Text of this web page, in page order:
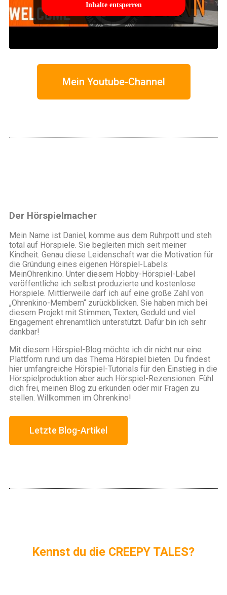
Inhalte entsperren
Mein Youtube-Channel
Der Hörspielmacher
Mein Name ist Daniel, komme aus dem Ruhrpott und steh
total auf Hörspiele. Sie begleiten mich seit meiner
Kindheit. Genau diese Leidenschaft war die Motivation für
die Gründung eines eigenen Hörspiel-Labels:
MeinOhrenkino. Unter diesem Hobby-Hörspiel-Label
veröffentliche ich selbst produzierte und kostenlose
Hörspiele. Mittlerweile darf ich auf eine große Zahl von
„Ohrenkino-Membern“ zurückblicken. Sie haben mich bei
diesem Projekt mit Stimmen, Texten, Geduld und viel
Engagement ehrenamtlich unterstützt. Dafür bin ich sehr
dankbar!
Mit diesem Hörspiel-Blog möchte ich dir nicht nur eine
Plattform rund um das Thema Hörspiel bieten. Du findest
hier umfangreiche Hörspiel-Tutorials für den Einstieg in die
Hörspielproduktion aber auch Hörspiel-Rezensionen. Fühl
dich frei, meinen Blog zu erkunden oder mir Fragen zu
stellen. Willkommen im Ohrenkino!
Letzte Blog-Artikel
Kennst du die CREEPY TALES?